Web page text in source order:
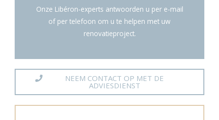
Onze Libéron-experts antwoorden u per e-mail
of per telefoon om u te helpen met uw
renovatieproject.
NEEM CONTACT OP MET DE
ADVIESDIENST